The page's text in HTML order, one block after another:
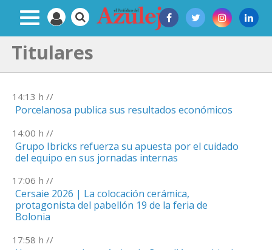
Titulares
14:13 h //
Porcelanosa publica sus resultados económicos
14:00 h //
Grupo Ibricks refuerza su apuesta por el cuidado
del equipo en sus jornadas internas
17:06 h //
Cersaie 2026 | La colocación cerámica,
protagonista del pabellón 19 de la feria de
Bolonia
17:58 h //